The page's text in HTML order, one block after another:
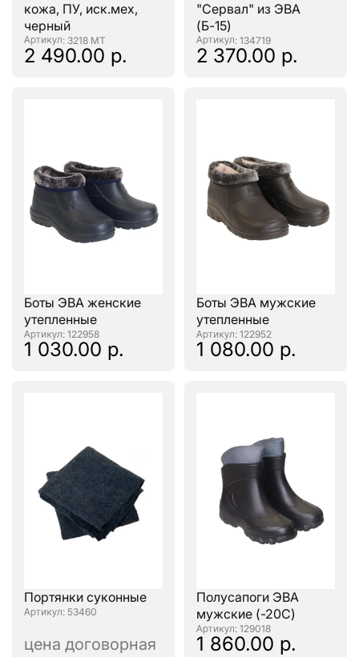
кожа, ПУ, иск.мех,
черный
: 3218 МТ
2 490.00 р.
"Сервал" из ЭВА
(Б-15)
: 134719
2 370.00 р.
Боты ЭВА женские
утепленные
: 122958
1 030.00 р.
Боты ЭВА мужские
утепленные
: 122952
1 080.00 р.
Портянки суконные
: 53460
цена договорная
Полусапоги ЭВА
мужские (-20С)
: 129018
1 860.00 р.